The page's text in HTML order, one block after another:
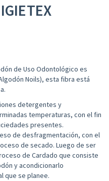
de Uso Odontológico es
Noils), esta fibra está
detergentes y
temperaturas, con el fin
presentes.
de desfragmentación, con el
de secado. Luego de ser
de Cardado que consiste
y acondicionarlo
que se planee.